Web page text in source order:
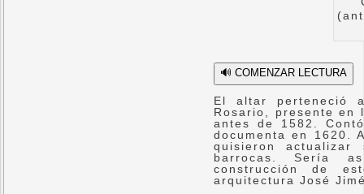
🔊 COMENZAR LECTURA
El altar perteneció
Rosario, presente en
antes de 1582.
documenta en 1620.
quisieron
barrocas. Sería
construcción de
arquitectura José